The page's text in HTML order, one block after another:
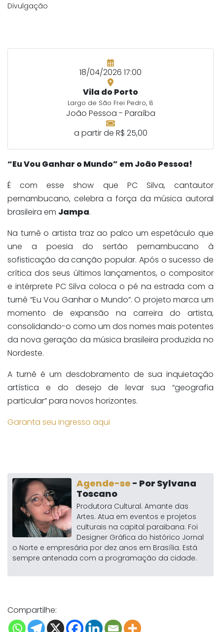
Divulgação
18/04/2026 17:00
Vila do Porto
Largo de São Frei Pedro, 8
João Pessoa - Paraíba
a partir de R$ 25,00
“Eu Vou Ganhar o Mundo” em João Pessoa!
É com esse show que PC Silva, cantautor
pernambucano, celebra a força da música autoral
brasileira em Jampa.
Na turnê o artista traz ao palco um espetáculo que
une a poesia do sertão pernambucano à
sofisticação da canção popular. Após o sucesso de
crítica dos seus últimos lançamentos, o compositor
e intérprete PC Silva coloca o pé na estrada com a
turnê “Eu Vou Ganhar o Mundo”. O projeto marca um
momento de expansão na carreira do artista,
consolidando-o como um dos nomes mais potentes
da nova geração da música brasileira produzida no
Nordeste.
A turnê é um desdobramento de sua inquietação
artística e do desejo de levar sua “geografia
particular” para novos horizontes.
Garanta seu ingresso aqui
Agende-se - Por Sylvana
Toscano
Produtora Cultural. Amante das
Artes. Atua em eventos e projetos
culturais na capital paraibana. Foi
Designer Gráfica do histórico Jornal
o Norte e empresária por dez anos em Brasília. Está
sempre antenada com a programação da cidade.
Compartilhe: